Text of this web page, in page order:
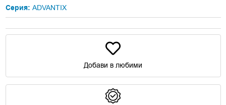
Серия: ADVANTIX
Добави в любими